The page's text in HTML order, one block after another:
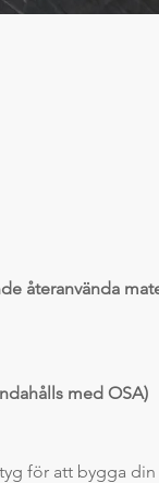
återanvända
med OSA)
för att bygga